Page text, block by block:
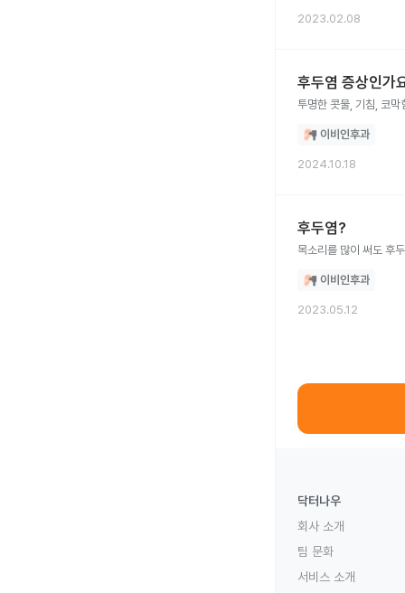
2023.02.08
후두염 증상인가
투명한 콧물, 기침, 코막
이비인후과
2024.10.18
후두염?
목소리를 많이 써도 후
이비인후과
2023.05.12
닥터나우
회사 소개
팀 문화
서비스 소개